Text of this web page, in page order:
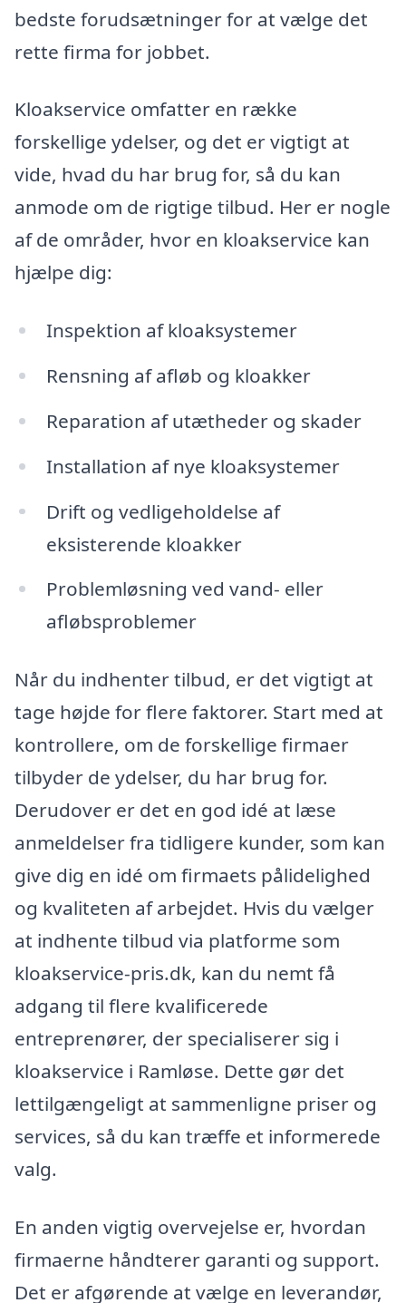
bedste forudsætninger for at vælge det
rette firma for jobbet.
Kloakservice omfatter en række
forskellige ydelser, og det er vigtigt at
vide, hvad du har brug for, så du kan
anmode om de rigtige tilbud. Her er nogle
af de områder, hvor en kloakservice kan
hjælpe dig:
Inspektion af kloaksystemer
Rensning af afløb og kloakker
Reparation af utætheder og skader
Installation af nye kloaksystemer
Drift og vedligeholdelse af
eksisterende kloakker
Problemløsning ved vand- eller
afløbsproblemer
Når du indhenter tilbud, er det vigtigt at
tage højde for flere faktorer. Start med at
kontrollere, om de forskellige firmaer
tilbyder de ydelser, du har brug for.
Derudover er det en god idé at læse
anmeldelser fra tidligere kunder, som kan
give dig en idé om firmaets pålidelighed
og kvaliteten af arbejdet. Hvis du vælger
at indhente tilbud via platforme som
kloakservice-pris.dk, kan du nemt få
adgang til flere kvalificerede
entreprenører, der specialiserer sig i
kloakservice i Ramløse. Dette gør det
lettilgængeligt at sammenligne priser og
services, så du kan træffe et informerede
valg.
En anden vigtig overvejelse er, hvordan
firmaerne håndterer garanti og support.
Det er afgørende at vælge en leverandør,